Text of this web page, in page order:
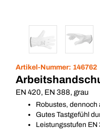
Artikel-Nummer: 146762
EN 420, EN 388, grau
Robustes,
Gutes Tastgefühl
Leistungsstufen EN